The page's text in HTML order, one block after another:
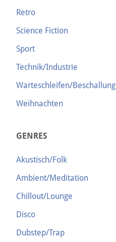
Retro
Science Fiction
Sport
Technik/Industrie
Warteschleifen/Beschallung
Weihnachten
GENRES
Akustisch/Folk
Ambient/Meditation
Chillout/Lounge
Disco
Dubstep/Trap